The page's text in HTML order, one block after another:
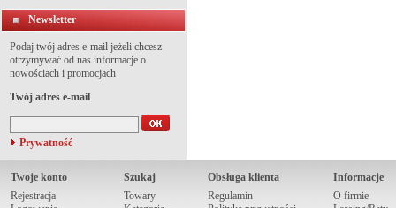
Newsletter
Podaj twój adres e-mail jeżeli chcesz
otrzymywać od nas informacje o
nowościach i promocjach
Twój adres e-mail
Prywatność
Twoje konto
Rejestracja
Szukaj
Towary
Obsługa klienta
Regulamin
Informacje
O firmie